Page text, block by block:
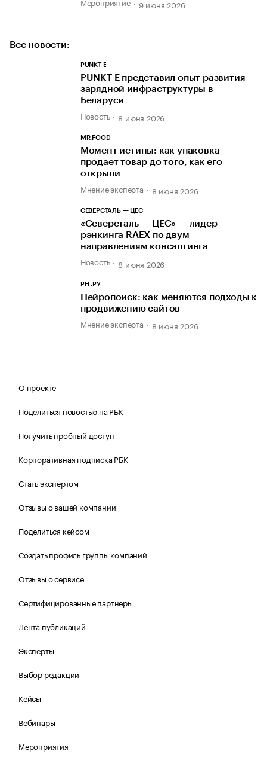
9 июня 2026
Все новости:
PUNKT E
PUNKT E представил опыт развития
зарядной инфраструктуры в
Беларуси
Новость 8 июня 2026
MR.FOOD
Момент истины: как упаковка
продает товар до того, как его
открыли
Мнение эксперта 8 июня 2026
СЕВЕРСТАЛЬ — ЦЕС
«Северсталь — ЦЕС» — лидер
рэнкинга RAEX по двум
направлениям консалтинга
Новость 8 июня 2026
РЕГ.РУ
Нейропоиск: как меняются подходы к
продвижению сайтов
Мнение эксперта 8 июня 2026
О проекте
Поделиться новостью на РБК
Получить пробный доступ
Корпоративная подписка РБК
Стать экспертом
Отзывы о вашей компании
Поделиться кейсом
Создать профиль группы компаний
Отзывы о сервисе
Сертифицированные партнеры
Лента публикаций
Эксперты
Выбор редакции
Кейсы
Вебинары
Мероприятия